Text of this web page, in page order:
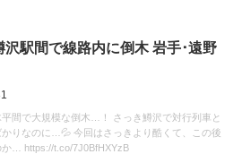
駅間で線路内に倒木 岩手･遠野
間で大規模な倒木…！ さっき鱒沢で対行列車と
りなのに…💦 今回はさっきより酷くて、この後
か… https://t.co/7J0BfHXYzB